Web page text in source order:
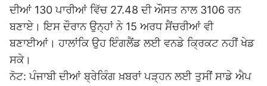
ਦੀਆਂ 130 ਪਾਰੀਆਂ ਵਿੱਚ 27.48 ਦੀ ਔਸਤ ਨਾਲ 3106 ਰਨ
ਬਣਾਏ। ਇਸ ਦੌਰਾਨ ਉਨ੍ਹਾਂ ਨੇ 15 ਅਰਧ ਸੈਂਚਰੀਆਂ ਵੀ
ਬਣਾਈਆਂ। ਹਾਲਾਂਕਿ ਉਹ ਇੰਗਲੈਂਡ ਲਈ ਵਨਡੇ ਕ੍ਰਿਕਟ ਨਹੀਂ ਖੇਡ
ਸਕੇ।
ਨੋਟ: ਪੰਜਾਬੀ ਦੀਆਂ ਬ੍ਰੇਕਿੰਗ ਖ਼ਬਰਾਂ ਪੜ੍ਹਨ ਲਈ ਤੁਸੀਂ ਸਾਡੇ ਐਪ